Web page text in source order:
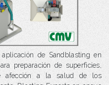
de Sandblasting en
preparación de superficies,
afección a la salud de los